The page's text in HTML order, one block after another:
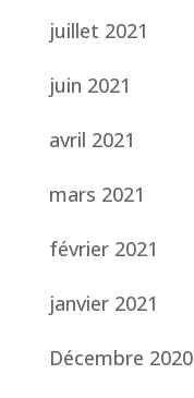
juillet 2021
juin 2021
avril 2021
mars 2021
février 2021
janvier 2021
Décembre 2020